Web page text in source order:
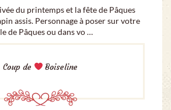
du printemps et la fête de Pâques
assis. Personnage à poser sur votre
de Pâques ou dans vo …
Coup de Boiseline